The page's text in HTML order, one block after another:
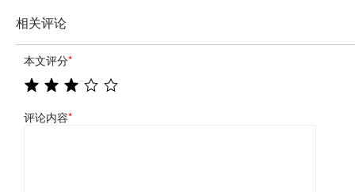
相关评论
本文评分*
评论内容*